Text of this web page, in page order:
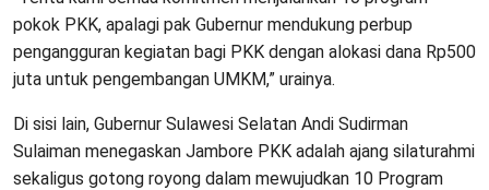
pokok PKK, apalagi pak Gubernur mendukung perbup
pengangguran kegiatan bagi PKK dengan alokasi dana Rp500
juta untuk pengembangan UMKM,” urainya.
Di sisi lain, Gubernur Sulawesi Selatan Andi Sudirman
Sulaiman menegaskan Jambore PKK adalah ajang silaturahmi
sekaligus gotong royong dalam mewujudkan 10 Program